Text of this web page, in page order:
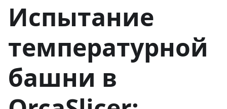
Испытание
температурной
башни в